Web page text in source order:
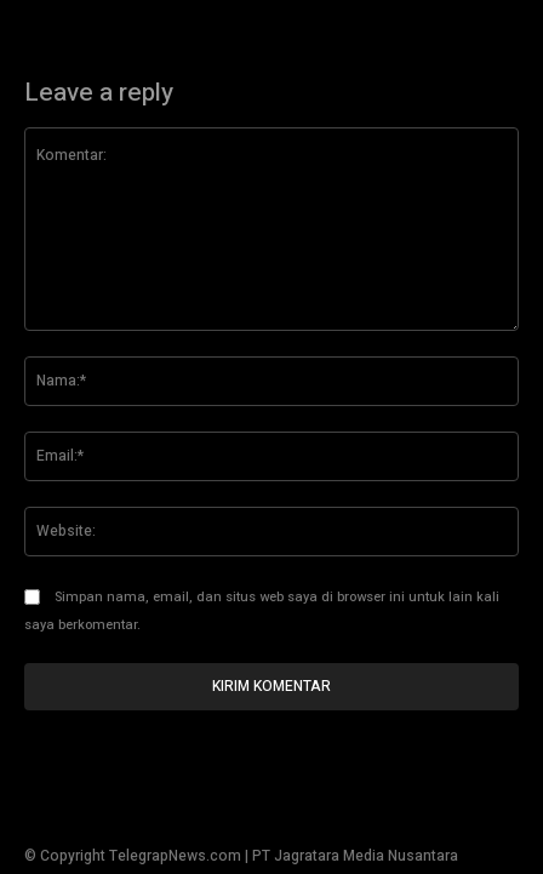
Leave a reply
Simpan nama, email, dan situs web saya di browser ini untuk lain kali
saya berkomentar.
© Copyright TelegrapNews.com | PT Jagratara Media Nusantara